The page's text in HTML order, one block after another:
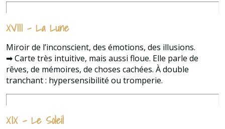
XVIII – La Lune
Miroir de l’inconscient, des émotions, des illusions.
➡ Carte très intuitive, mais aussi floue. Elle parle de
rêves, de mémoires, de choses cachées. À double
tranchant : hypersensibilité ou tromperie.
XIX – Le Soleil